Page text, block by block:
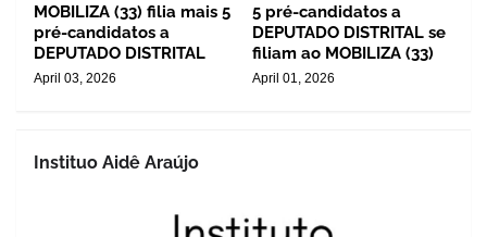
MOBILIZA (33) filia mais 5
pré-candidatos a
DEPUTADO DISTRITAL
April 03, 2026
5 pré-candidatos a
DEPUTADO DISTRITAL se
filiam ao MOBILIZA (33)
April 01, 2026
Instituo Aidê Araújo